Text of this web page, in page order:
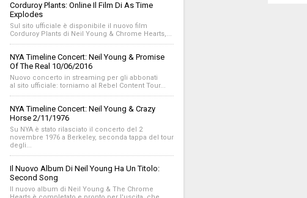
Corduroy Plants: Online Il Film Di As Time
Explodes
Sul sito ufficiale è disponibile il nuovo film
Corduroy Plants di Neil Young & Chrome Hearts,...
NYA Timeline Concert: Neil Young & Promise
Of The Real 10/06/2016
Nuovo concerto in streaming per gli abbonati
al sito ufficiale: torniamo al Rebel Content Tour...
NYA Timeline Concert: Neil Young & Crazy
Horse 2/11/1976
Su NYA è stato rilasciato il concerto del 2
novembre 1976 a Berkeley, seconda tappa del tour
degli...
Il Nuovo Album Di Neil Young Ha Un Titolo:
Second Song
Il nuovo album di Neil Young & The Chrome